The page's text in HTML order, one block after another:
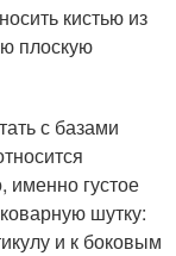
кистью из
плоскую
с базами
именно густое
шутку:
и к боковым